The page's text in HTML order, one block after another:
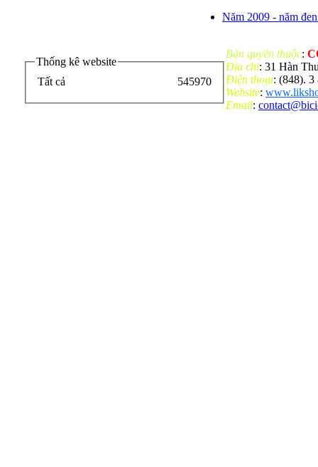
Năm 2009 - năm
Thống kê website
Tất cả
545970
Bản quyền thuộc:
Địa chỉ: 31 Hàn
Điện thoại: (848).
Website:
Email: